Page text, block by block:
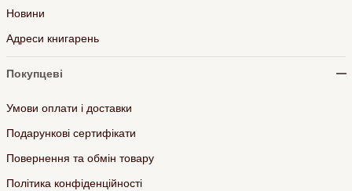
Новини
Адреси книгарень
Покупцеві
Умови оплати і доставки
Подарункові сертифікати
Повернення та обмін товару
Політика конфіденційності